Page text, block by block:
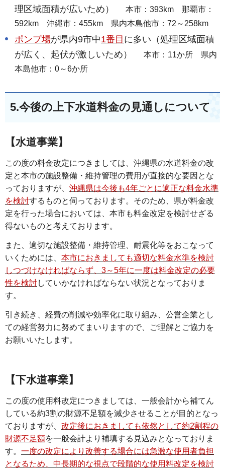
理区域面積が広いため） 本市：393km 那覇市：
592km 沖縄市：455km 県内本島他市：72～258km
ポンプ場が県内9市中1番目 に多い（処理区域面積
が広く、起伏が激しいため） 本市：11か所 県内
本島他市：0～6か所
5.今後の上下水道料金の見通しについて
【水道事業】
この度の料金改定につきましては、沖縄県の水道料金の改
定と本市の施設整備・維持管理の費用が直接的な要因とな
っておりますが、 沖縄県は今後も4年ごとに適正な料金水準
を検討するものと伺っております。そのため、県が料金改
定を行った場合においては、本市も料金改定を検討せざる
得ないものと考えております。
また、適切な施設整備・維持管理、耐震化等をおこなって
いくためには、 本市におきましても適切な料金水準を検討
しつづけなければならず、3～5年に一度は料金改定の必要
性を検討していかなければならない状況となっておりま
す。
引き続き、経費の削減や効率化に取り組み、公営企業とし
ての経営努力に努めてまいりますので、ご理解とご協力を
お願いいたします。
【下水道事業】
この度の使用料改定につきましては、一般会計から補てん
している約3割の財源不足額を減少させることが目的となっ
ておりますが、 改定後におきましても依然として約2割程の
財源不足額を一般会計より補填する見込みとなっておりま
す。 一度の改定により改善する場合には急激な使用者負担
となるため、中長期的な視点で段階的な使用料改定を検討